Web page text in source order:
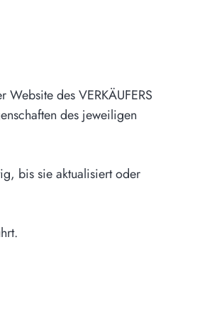
des VERKÄUFERS
des jeweiligen
bis sie aktualisiert oder